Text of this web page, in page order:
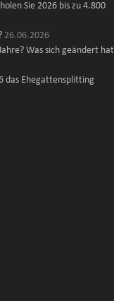
Sie 2026 bis zu 4.800
26.06.2026
Was sich geändert hat
das Ehegattensplitting